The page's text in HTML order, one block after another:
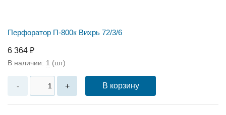
Перфоратор П-800к Вихрь 72/3/6
6 364 ₽
В наличии: 1 (шт)
- + В корзину